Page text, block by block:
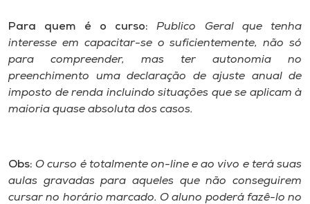
Para quem é o curso:Publico Geral que tenha
interesse em capacitar-se o suficientemente, não só
para compreender, mas ter autonomia no
preenchimento uma declaração de ajuste anual de
imposto de renda incluindo situações que se aplicam à
maioria quase absoluta dos casos.
Obs:O curso é totalmente on-line e ao vivo e terá suas
aulas gravadas para aqueles que não conseguirem
cursar no horário marcado. O aluno poderá fazê-lo no